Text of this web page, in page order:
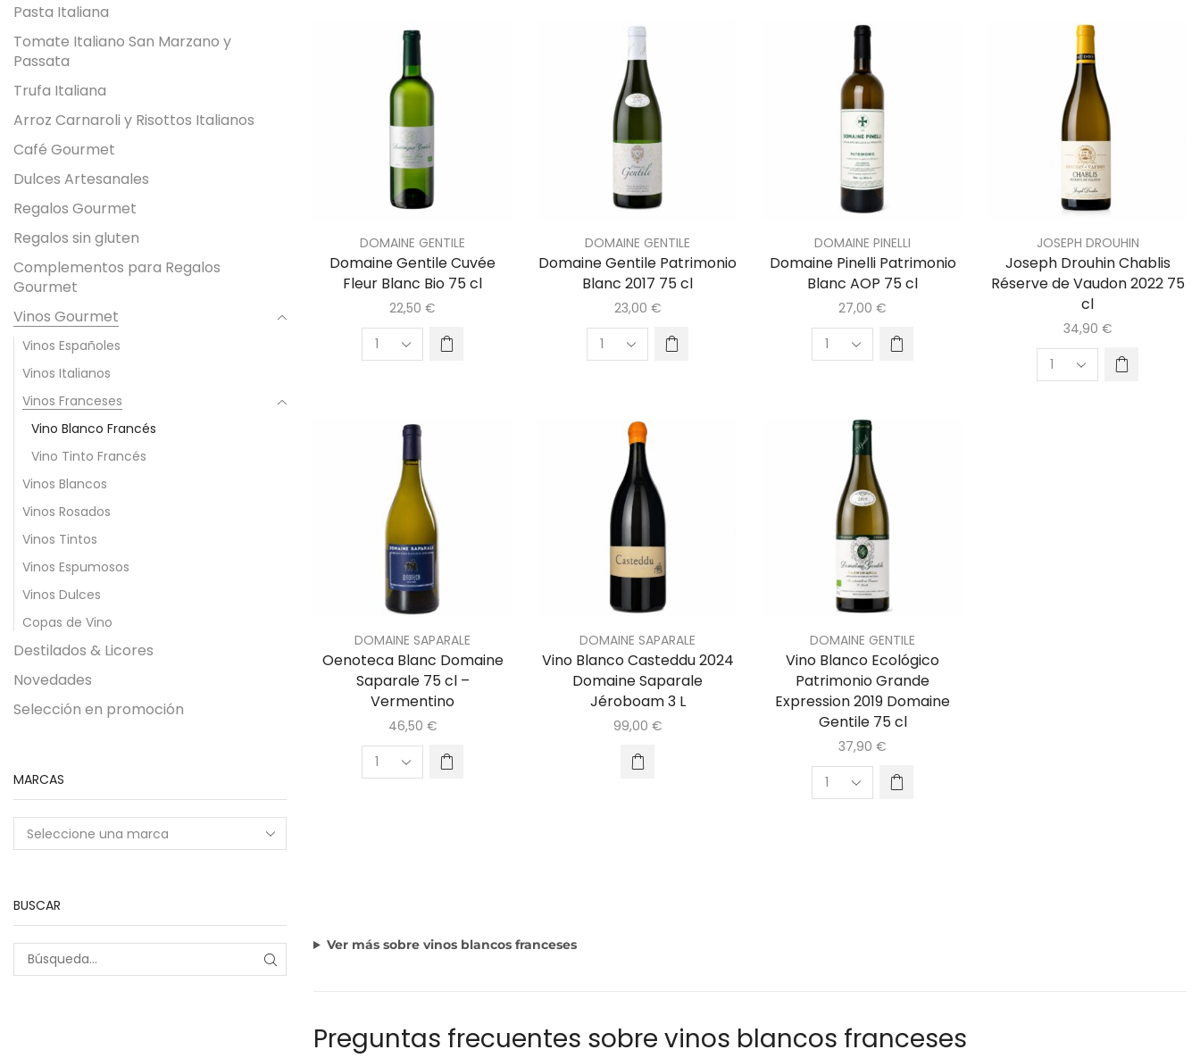
DOMAINE GENTILE
Domaine Gentile Cuvée
Fleur Blanc Bio 75 cl
22,50 €
DOMAINE GENTILE
Domaine Gentile Patrimonio
Blanc 2017 75 cl
23,00 €
DOMAINE PINELLI
Domaine Pinelli Patrimonio
Blanc AOP 75 cl
27,00 €
JOSEPH DROUHIN
Joseph Drouhin Chablis
Réserve de Vaudon 2022 75
cl
34,90 €
DOMAINE SAPARALE
Oenoteca Blanc Domaine
Saparale 75 cl –
Vermentino
46,50 €
DOMAINE SAPARALE
Vino Blanco Casteddu 2024
Domaine Saparale
Jéroboam 3 L
99,00 €
DOMAINE GENTILE
Vino Blanco Ecológico
Patrimonio Grande
Expression 2019 Domaine
Gentile 75 cl
37,90 €
Ver más sobre vinos blancos franceses
Preguntas frecuentes sobre vinos blancos franceses
Pasta Italiana
Tomate Italiano San Marzano y
Passata
Trufa Italiana
Arroz Carnaroli y Risottos Italianos
Café Gourmet
Dulces Artesanales
Regalos Gourmet
Regalos sin gluten
Complementos para Regalos
Gourmet
Vinos Gourmet
Vinos Españoles
Vinos Italianos
Vinos Franceses
Vino Blanco Francés
Vino Tinto Francés
Vinos Blancos
Vinos Rosados
Vinos Tintos
Vinos Espumosos
Vinos Dulces
Copas de Vino
Destilados & Licores
Novedades
Selección en promoción
MARCAS
BUSCAR